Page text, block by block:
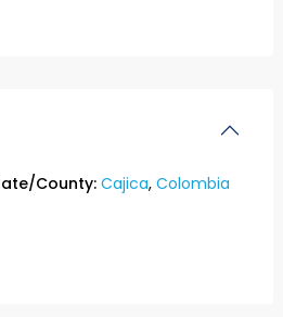
County: Cajica,Colombia